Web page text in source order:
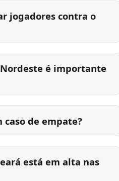
jogadores contra o
é importante
caso de empate?
está em alta nas